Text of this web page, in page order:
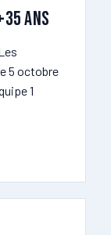
ans
5 octobre
1